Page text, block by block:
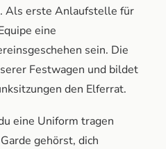
Als erste Anlaufstelle für
eine
sein. Die
Festwagen und bildet
den Elferrat.
eine Uniform tragen
gehörst, dich